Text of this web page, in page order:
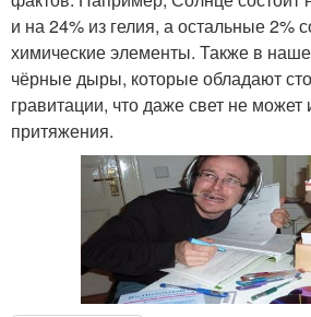
и на 24% из гелия, а остальные 2%
химические элементы. Также в
чёрные дыры, которые обладают
гравитации, что даже свет не может
притяжения.